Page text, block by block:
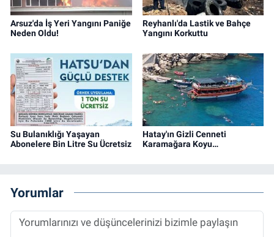
Arsuz'da İş Yeri Yangını Paniğe
Neden Oldu!
Reyhanlı'da Lastik ve Bahçe
Yangını Korkuttu
Su Bulanıklığı Yaşayan
Abonelere Bin Litre Su Ücretsiz
Hatay'ın Gizli Cenneti
Karamağara Koyu…
Yorumlar